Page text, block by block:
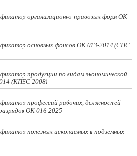
организационно-правовых форм ОК
основных фондов ОК 013-2014 (СНС
продукции по видам экономической
(КПЕС 2008)
профессий рабочих, должностей
ОК 016-2025
полезных ископаемых и подземных